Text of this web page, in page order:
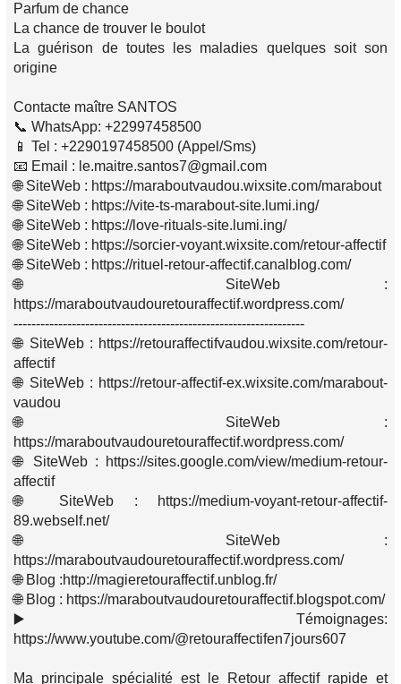
Parfum de chance
La chance de trouver le boulot
La guérison de toutes les maladies quelques soit son
origine
Contacte maître SANTOS
📞 WhatsApp: +22997458500
📱 Tel : +2290197458500 (Appel/Sms)
📧 Email : le.maitre.santos7@gmail.com
🌐 SiteWeb : https://maraboutvaudou.wixsite.com/marabout
🌐 SiteWeb : https://vite-ts-marabout-site.lumi.ing/
🌐 SiteWeb : https://love-rituals-site.lumi.ing/
🌐 SiteWeb : https://sorcier-voyant.wixsite.com/retour-affectif
🌐 SiteWeb : https://rituel-retour-affectif.canalblog.com/
🌐 SiteWeb :
https://maraboutvaudouretouraffectif.wordpress.com/
-----------------------------------------------------------------
🌐 SiteWeb : https://retouraffectifvaudou.wixsite.com/retour-
affectif
🌐 SiteWeb : https://retour-affectif-ex.wixsite.com/marabout-
vaudou
🌐 SiteWeb :
https://maraboutvaudouretouraffectif.wordpress.com/
🌐 SiteWeb : https://sites.google.com/view/medium-retour-
affectif
🌐 SiteWeb : https://medium-voyant-retour-affectif-
89.webself.net/
🌐 SiteWeb :
https://maraboutvaudouretouraffectif.wordpress.com/
🌐 Blog :http://magieretouraffectif.unblog.fr/
🌐 Blog : https://maraboutvaudouretouraffectif.blogspot.com/
▶️ Témoignages:
https://www.youtube.com/@retouraffectifen7jours607
Ma principale spécialité est le Retour affectif rapide et